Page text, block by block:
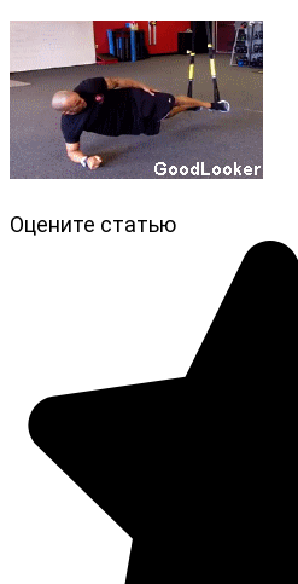
Оцените статью